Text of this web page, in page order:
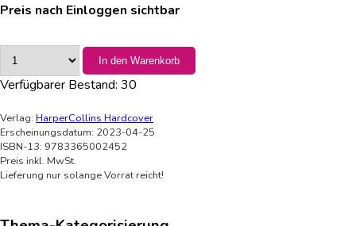
Preis nach Einloggen sichtbar
In den Warenkorb
Verfügbarer Bestand: 30
Verlag: HarperCollins Hardcover
Erscheinungsdatum: 2023-04-25
ISBN-13: 9783365002452
Preis inkl. MwSt.
Lieferung nur solange Vorrat reicht!